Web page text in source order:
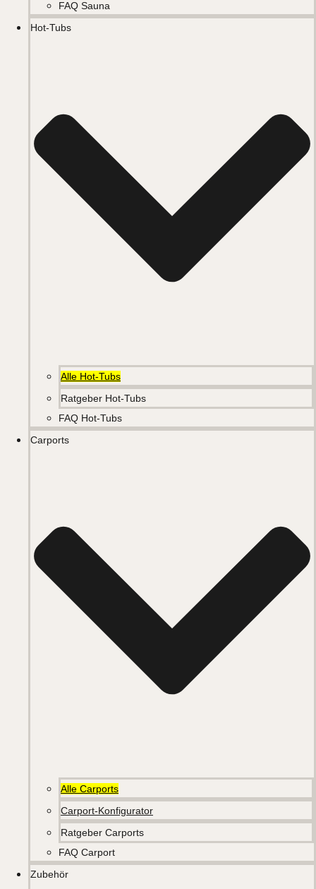
FAQ Sauna
Hot-Tubs
Alle Hot-Tubs
Ratgeber Hot-Tubs
FAQ Hot-Tubs
Carports
Alle Carports
Carport-Konfigurator
Ratgeber Carports
FAQ Carport
Zubehör